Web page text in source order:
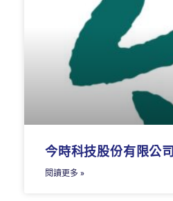
今時科技股份有限公司
閱讀更多 »